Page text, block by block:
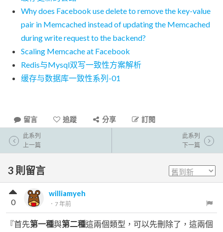
Why does Facebook use delete to remove the key-value
pair in Memcached instead of updating the Memcached
during write request to the backend?
Scaling Memcache at Facebook
Redis与Mysql双写一致性方案解析
缓存与数据库一致性系列-01
留言 追蹤 分享 訂閱
此系列
上一篇
此系列
下一篇
3 則留言
williamyeh
． 7 年前
0
『首先第一種與第二種這兩個類型，可以先刪除了，這兩個